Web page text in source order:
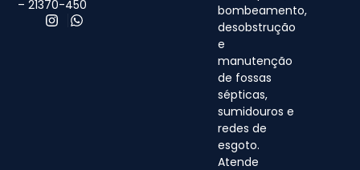
– 21370-450
bombeamento,
desobstrução
e
manutenção
de fossas
sépticas,
sumidouros e
redes de
esgoto.
Atende